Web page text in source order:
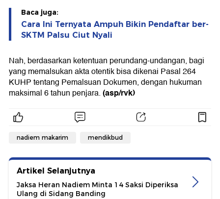
Baca juga:
Cara Ini Ternyata Ampuh Bikin Pendaftar ber-
SKTM Palsu Ciut Nyali
Nah, berdasarkan ketentuan perundang-undangan, bagi
yang memalsukan akta otentik bisa dikenai Pasal 264
KUHP tentang Pemalsuan Dokumen, dengan hukuman
maksimal 6 tahun penjara.(asp/rvk)
nadiem makarim mendikbud
Artikel Selanjutnya
Jaksa Heran Nadiem Minta 14 Saksi Diperiksa
Ulang di Sidang Banding